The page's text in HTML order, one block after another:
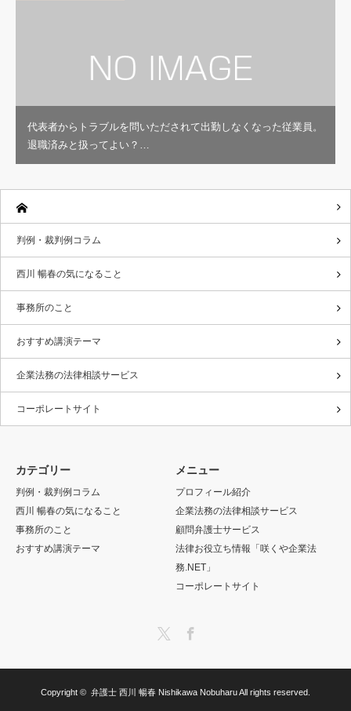
代表者からトラブルを問いただされて出勤しなくなった従業員。
退職済みと扱ってよい？…
判例・裁判例コラム
西川 暢春の気になること
事務所のこと
おすすめ講演テーマ
企業法務の法律相談サービス
コーポレートサイト
カテゴリー
判例・裁判例コラム
西川 暢春の気になること
事務所のこと
おすすめ講演テーマ
メニュー
プロフィール紹介
企業法務の法律相談サービス
顧問弁護士サービス
法律お役立ち情報「咲くや企業法
務.NET」
コーポレートサイト
Copyright © 弁護士 西川 暢春 Nishikawa NobuharuAll rights reserved.